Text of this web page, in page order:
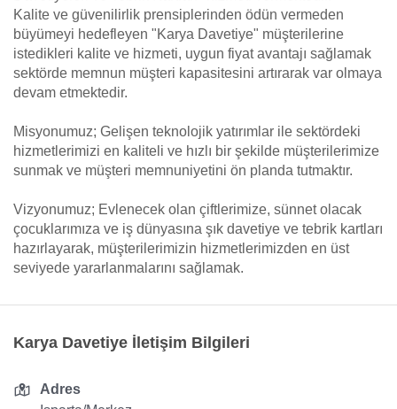
Kalite ve güvenilirlik prensiplerinden ödün vermeden
büyümeyi hedefleyen "Karya Davetiye" müşterilerine
istedikleri kalite ve hizmeti, uygun fiyat avantajı sağlamak
sektörde memnun müşteri kapasitesini artırarak var olmaya
devam etmektedir.
Misyonumuz; Gelişen teknolojik yatırımlar ile sektördeki
hizmetlerimizi en kaliteli ve hızlı bir şekilde müşterilerimize
sunmak ve müşteri memnuniyetini ön planda tutmaktır.
Vizyonumuz; Evlenecek olan çiftlerimize, sünnet olacak
çocuklarımıza ve iş dünyasına şık davetiye ve tebrik kartları
hazırlayarak, müşterilerimizin hizmetlerimizden en üst
seviyede yararlanmalarını sağlamak.
Karya Davetiye İletişim Bilgileri
Adres